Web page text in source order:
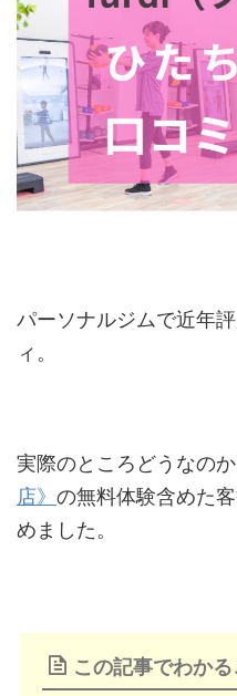
パーソナルジムで近年
ィ。
実際のところどうなのか
店》 の無料体験含めた
めました。
この記事でわかる